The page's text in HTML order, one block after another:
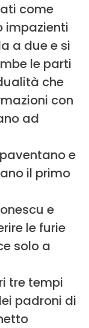
come
impazienti
a due e si
le parti
che
con
ad
e
il primo
e
le furie
solo a
tre tempi
padroni di